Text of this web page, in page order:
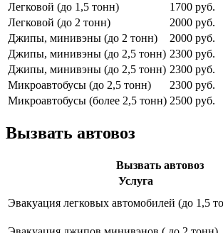
Легковой (до 1,5 тонн)
1700 руб.
Легковой (до 2 тонн)
2000 руб.
Джипы, минивэны (до 2 тонн)
2000 руб.
Джипы, минивэны (до 2,5 тонн) 2300 руб.
Джипы, минивэны (до 2,5 тонн) 2300 руб.
Микроавтобусы (до 2,5 тонн)
2300 руб.
Микроавтобусы (более 2,5 тонн) 2500 руб.
Вызвать автовоз
Вызвать автовоз
Услуга
Эвакуация легковых автомобилей (до 1,5